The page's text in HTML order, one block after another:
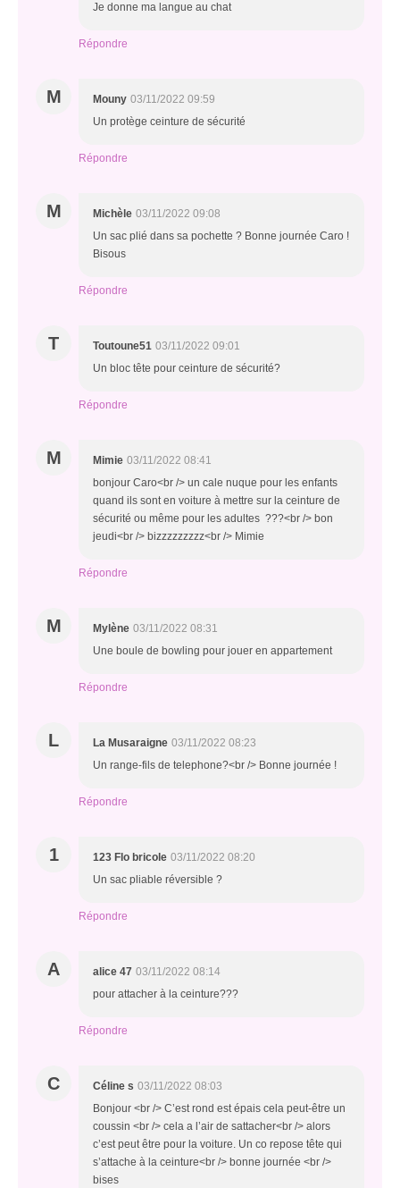
Je donne ma langue au chat
Répondre
M Mouny 03/11/2022 09:59
Un protège ceinture de sécurité
Répondre
M Michèle 03/11/2022 09:08
Un sac plié dans sa pochette ? Bonne journée Caro !
Bisous
Répondre
T Toutoune51 03/11/2022 09:01
Un bloc tête pour ceinture de sécurité?
Répondre
M Mimie 03/11/2022 08:41
bonjour Caro<br /> un cale nuque pour les enfants
quand ils sont en voiture à mettre sur la ceinture de
sécurité ou même pour les adultes ???<br /> bon
jeudi<br /> bizzzzzzzzz<br /> Mimie
Répondre
M Mylène 03/11/2022 08:31
Une boule de bowling pour jouer en appartement
Répondre
L La Musaraigne 03/11/2022 08:23
Un range-fils de telephone?<br /> Bonne journée !
Répondre
1 123 Flo bricole 03/11/2022 08:20
Un sac pliable réversible ?
Répondre
A alice 47 03/11/2022 08:14
pour attacher à la ceinture???
Répondre
C Céline s 03/11/2022 08:03
Bonjour <br /> C’est rond est épais cela peut-être un
coussin <br /> cela a l’air de sattacher<br /> alors
c’est peut être pour la voiture. Un co repose tête qui
s’attache à la ceinture<br /> bonne journée <br />
bises